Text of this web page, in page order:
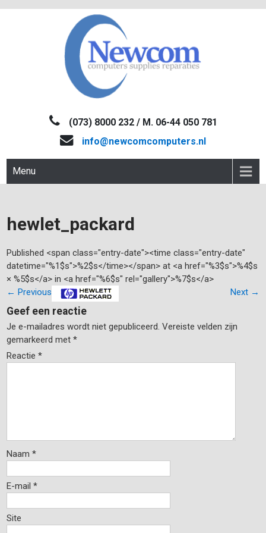
NEWCOM(073) 8000 232 / M. 06-44 050 781
info@newcomcomputers.nl
Menu
hewlet_packard
Published <span class="entry-date"><time class="entry-date"
datetime="%1$s">%2$s</time></span> at <a href="%3$s">%4$s
× %5$s</a> in <a href="%6$s" rel="gallery">%7$s</a>
← Previous Next →
Geef een reactie
Je e-mailadres wordt niet gepubliceerd. Vereiste velden zijn
gemarkeerd met*
Reactie*
Naam*
E-mail*
Site